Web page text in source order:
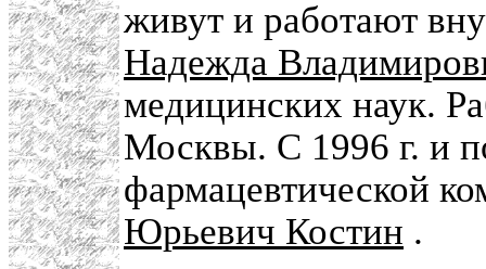
живут и работают
Надежда
медицинских наук.
Москвы. С 1996 г. и
фармацевтической
Юрьевич Костин .